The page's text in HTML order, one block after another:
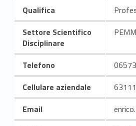
Qualifica
Settore Scientifico
Disciplinare
Telefono
Cellulare aziendale
63111
Email